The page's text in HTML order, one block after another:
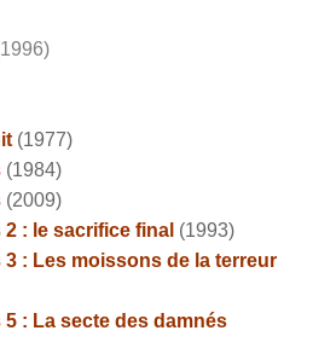
(1977)
(1984)
(2009)
: le sacrifice final (1993)
3 : Les moissons de la terreur
: La secte des damnés